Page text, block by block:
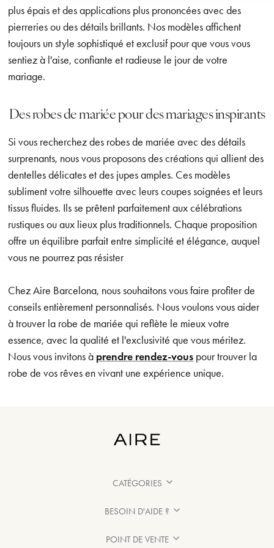
plus épais et des applications plus prononcées avec des
pierreries ou des détails brillants. Nos modèles affichent
toujours un style sophistiqué et exclusif pour que vous vous
sentiez à l'aise, confiante et radieuse le jour de votre
mariage.
Des robes de mariée pour des mariages inspirants
Si vous recherchez des robes de mariée avec des détails
surprenants, nous vous proposons des créations qui allient des
dentelles délicates et des jupes amples. Ces modèles
subliment votre silhouette avec leurs coupes soignées et leurs
tissus fluides. Ils se prêtent parfaitement aux célébrations
rustiques ou aux lieux plus traditionnels. Chaque proposition
offre un équilibre parfait entre simplicité et élégance, auquel
vous ne pourrez pas résister
Chez Aire Barcelona, nous souhaitons vous faire profiter de
conseils entièrement personnalisés. Nous voulons vous aider
à trouver la robe de mariée qui reflète le mieux votre
essence, avec la qualité et l'exclusivité que vous méritez.
Nous vous invitons à prendre rendez-vous pour trouver la
robe de vos rêves en vivant une expérience unique.
CATÉGORIES
BESOIN D'AIDE ?
POINT DE VENTE